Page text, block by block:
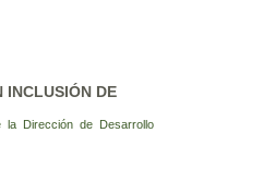
INCLUSIÓN DE
la Dirección de Desarrollo